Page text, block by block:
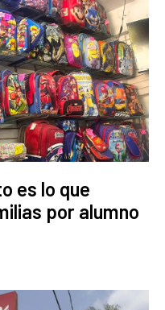
es lo que
por alumno